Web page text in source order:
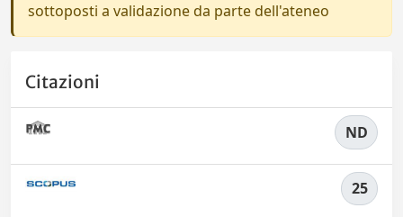
sottoposti a validazione da parte dell'ateneo
Citazioni
ND
25